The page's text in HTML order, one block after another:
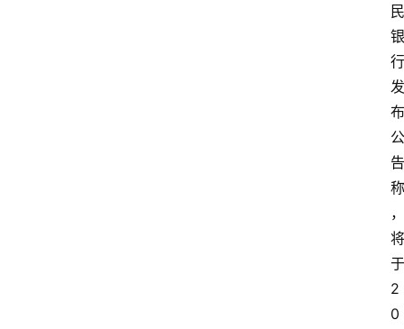
民
银
行
发
布
公
告
称
，
将
于
2
0